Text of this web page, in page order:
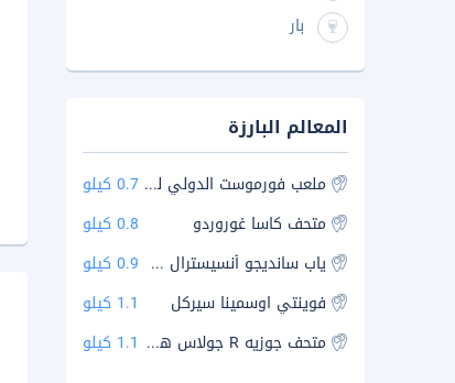
بار
المعالم البارزة
ملعب فورموست الدولي للغولف 0.7 كيلو
متحف كاسا غوروردو
0.8 كيلو
ياب سانديجو أنسيسترال هاوس 0.9 كيلو
فوينتي اوسمينا سيركل
1.1 كيلو
متحف جوزيه R جولاس هالاد 1.1 كيلو